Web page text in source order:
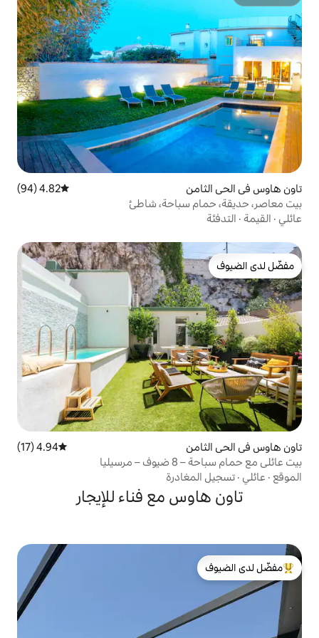
متوسط التقييم 4.82 من 5، 94 مراجعات
سباحة، شاطئ
متوسط التقييم 4.94 من 5، 17 مراجعات
مع فناء للإيجار
الضيوف